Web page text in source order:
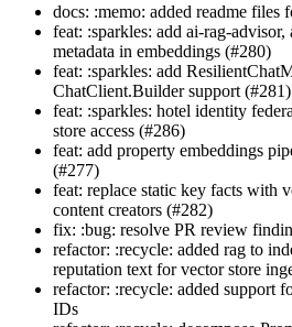
docs: :memo: added readme files
feat: :sparkles: add ai-rag-
metadata in embeddings (#280)
feat: :sparkles: add
ChatClient.Builder support (#281)
feat: :sparkles: hotel identity
store access (#286)
feat: add property embeddings
(#277)
feat: replace static key facts with
content creators (#282)
fix: :bug: resolve PR review
refactor: :recycle: added rag to
reputation text for vector store
refactor: :recycle: added support
IDs